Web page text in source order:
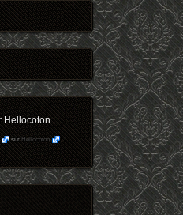
surHellocoton